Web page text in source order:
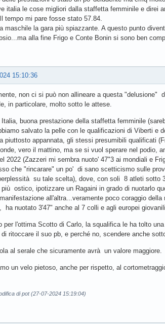
italia le cose migliori dalla staffetta femminile e direi
tempo mi pare fosse stato 57.84.
maschile la gara più spiazzante. A questo punto
alla fine Frigo e Conte Bonin si sono ben
15:10:36
non ci si può non allineare a questa "delusione"
in particolare, molto sotto le attese.
Italia, buona prestazione della staffetta femminile
salvato la pelle con le qualificazioni di Viberti e
piuttosto appannata, gli stessi presumibili qualificati
vero il mattino, ma se si vuol sperare nel podio,
2022 (Zazzeri mi sembra nuoto' 47"3 ai mondiali e
che "rincarare" un po' di sano scetticismo sulle
su tale scelta), dove, con soli 8 atleti sotto
più ostico, ipotizzare un Ragaini in grado di nuotarlo
all'altra...veramente poco coraggio della
ha nuotato 3'47" anche al 7 colli e agli europei
per l'ottima Scotto di Carlo, la squalifica le ha tolto
di ritoccare il suo pb, e perché no, scendere anche
al serale che sicuramente avrà un valore maggiore.
un velo pietoso, anche per rispetto, al
di pot (27-07-2024 15:19:04)